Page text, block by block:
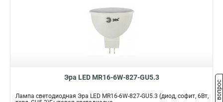
Эра LED MR16-6W-827-GU5.3
Лампа светодиодная Эра LED MR16-6W-827-GU5.3 (диод, софит, 6Вт,